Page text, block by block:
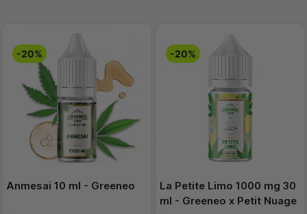
-20%
Anmesai 10 ml - Greeneo
-20%
La Petite Limo 1000 mg 30
ml - Greeneo x Petit Nuage